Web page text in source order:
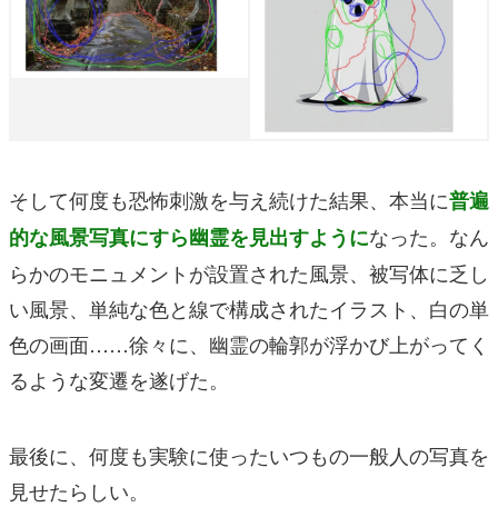
そして何度も恐怖刺激を与え続けた結果、本当に普遍
的な風景写真にすら幽霊を見出すようになった。なん
らかのモニュメントが設置された風景、被写体に乏し
い風景、単純な色と線で構成されたイラスト、白の単
色の画面……徐々に、幽霊の輪郭が浮かび上がってく
るような変遷を遂げた。
最後に、何度も実験に使ったいつもの一般人の写真を
見せたらしい。